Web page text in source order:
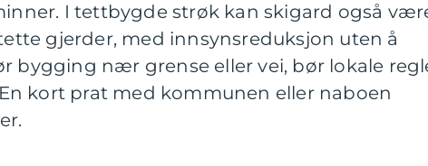
I tettbygde strøk kan skigard også
gjerder, med innsynsreduksjon uten å
bygging nær grense eller vei, bør lokale
kort prat med kommunen eller naboen